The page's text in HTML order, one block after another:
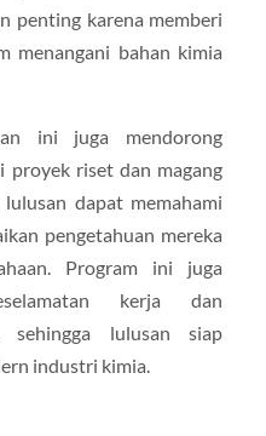
penting karena memberi
menangani bahan kimia
ini juga mendorong
proyek riset dan magang
dapat memahami
pengetahuan mereka
Program ini juga
kerja dan
sehingga lulusan siap
industri kimia.